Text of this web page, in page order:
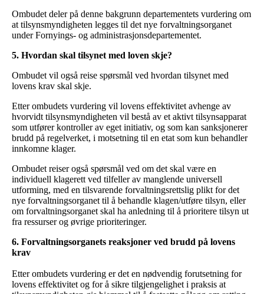
Ombudet deler på denne bakgrunn departementets vurdering om
at tilsynsmyndigheten legges til det nye forvaltningsorganet
under Fornyings- og administrasjonsdepartementet.
5. Hvordan skal tilsynet med loven skje?
Ombudet vil også reise spørsmål ved hvordan tilsynet med
lovens krav skal skje.
Etter ombudets vurdering vil lovens effektivitet avhenge av
hvorvidt tilsynsmyndigheten vil bestå av et aktivt tilsynsapparat
som utfører kontroller av eget initiativ, og som kan sanksjonerer
brudd på regelverket, i motsetning til en etat som kun behandler
innkomne klager.
Ombudet reiser også spørsmål ved om det skal være en
individuell klagerett ved tilfeller av manglende universell
utforming, med en tilsvarende forvaltningsrettslig plikt for det
nye forvaltningsorganet til å behandle klagen/utføre tilsyn, eller
om forvaltningsorganet skal ha anledning til å prioritere tilsyn ut
fra ressurser og øvrige prioriteringer.
6. Forvaltningsorganets reaksjoner ved brudd på lovens
krav
Etter ombudets vurdering er det en nødvendig forutsetning for
lovens effektivitet og for å sikre tilgjengelighet i praksis at